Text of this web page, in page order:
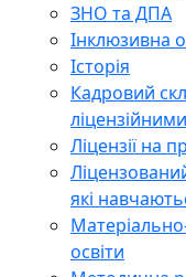
ЗНО та ДПА
Інклюзивна
Історія
Кадровий
Ліцензії на
які
освіти